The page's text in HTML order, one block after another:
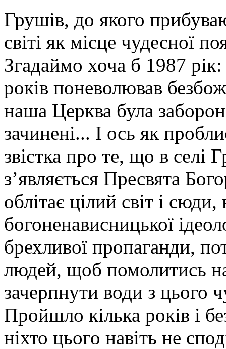
Грушів, до якого
світі як місце чудесної
Згадаймо хоча б 1987 рік:
років поневолював
наша Церква була
зачинені... І ось як
звістка про те, що в селі
з’являється Пресвята
облітає цілий світ і
богоненависницької
брехливої пропаганди,
людей, щоб помолитись
зачерпнути води з цього
Пройшло кілька років і
ніхто цього навіть не